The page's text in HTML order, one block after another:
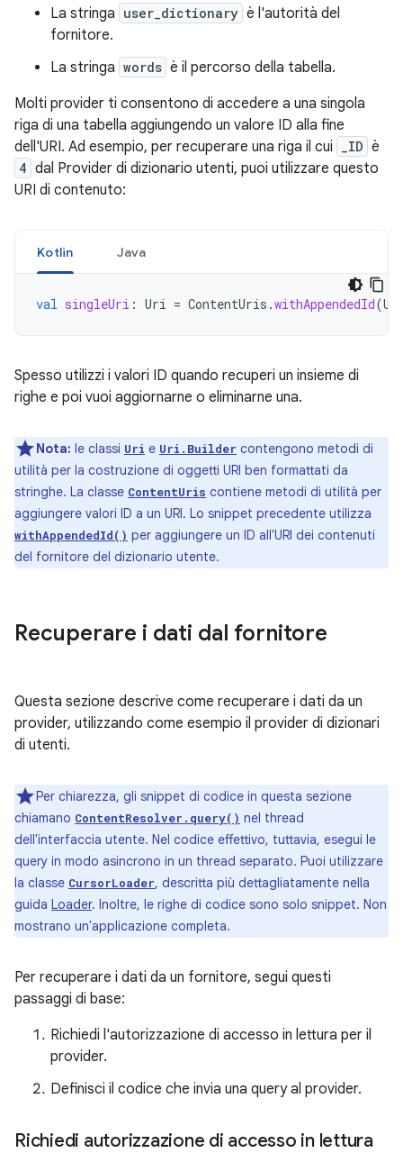
La stringa user_dictionary è l'autorità del
fornitore.
La stringa words è il percorso della tabella.
Molti provider ti consentono di accedere a una singola
riga di una tabella aggiungendo un valore ID alla fine
dell'URI. Ad esempio, per recuperare una riga il cui
_ID è
4 dal Provider di dizionario utenti, puoi utilizzare questo
URI di contenuto:
Kotlin Java
val singleUri : Uri = ContentUris .withAppendedId(
Spesso utilizzi i valori ID quando recuperi un insieme di
righe e poi vuoi aggiornarne o eliminarne una.
Nota: le classi Uri e Uri.Builder contengono metodi di
utilità per la costruzione di oggetti URI ben formattati da
stringhe. La classe ContentUris contiene metodi di utilità per
aggiungere valori ID a un URI. Lo snippet precedente utilizza
withAppendedId() per aggiungere un ID all'URI dei contenuti
del fornitore del dizionario utente.
Recuperare i dati dal fornitore
Questa sezione descrive come recuperare i dati da un
provider, utilizzando come esempio il provider di dizionari
di utenti.
Per chiarezza, gli snippet di codice in questa sezione
chiamano ContentResolver.query() nel thread
dell'interfaccia utente. Nel codice effettivo, tuttavia, esegui le
query in modo asincrono in un thread separato. Puoi utilizzare
la classe CursorLoader, descritta più dettagliatamente nella
guida Loader. Inoltre, le righe di codice sono solo snippet. Non
mostrano un'applicazione completa.
Per recuperare i dati da un fornitore, segui questi
passaggi di base:
Richiedi l'autorizzazione di accesso in lettura per il
provider.
Definisci il codice che invia una query al provider.
Richiedi autorizzazione di accesso in lettura